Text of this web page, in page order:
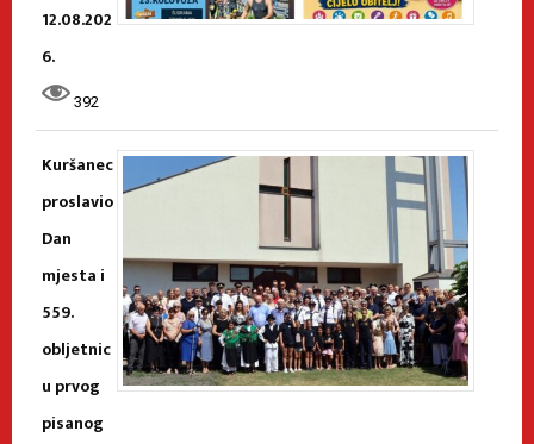
12.08.202
6.
392
Kuršanec
proslavio
Dan
mjesta i
559.
obljetnic
u prvog
pisanog